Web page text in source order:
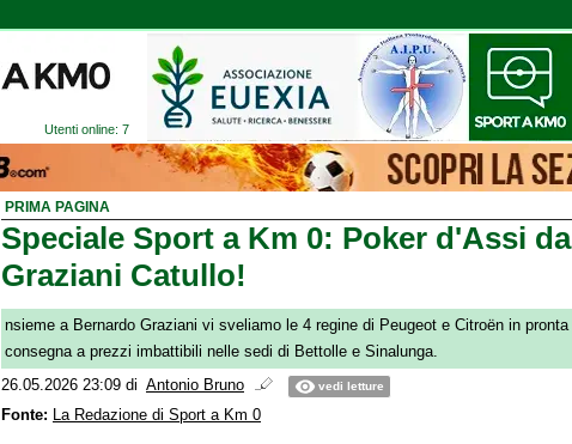
Utenti online: 7
PRIMA PAGINA
Speciale Sport a Km 0: Poker d'Assi da
Graziani Catullo!
nsieme a Bernardo Graziani vi sveliamo le 4 regine di Peugeot e Citroën in pronta
consegna a prezzi imbattibili nelle sedi di Bettolle e Sinalunga.
26.05.2026 23:09 di Antonio Bruno vedi letture
Fonte: La Redazione di Sport a Km 0